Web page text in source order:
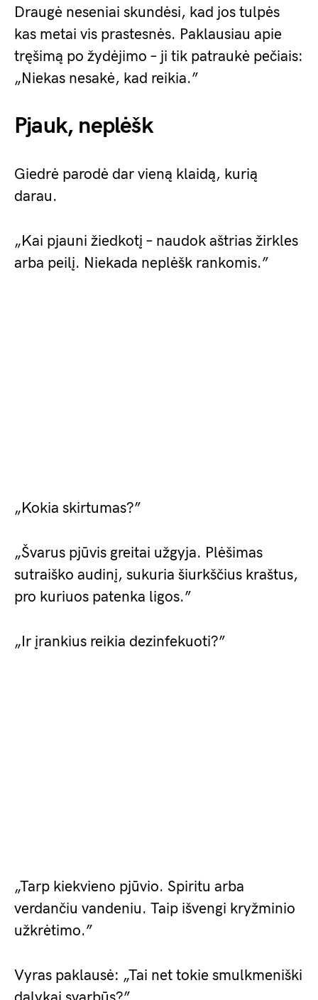
Draugė neseniai skundėsi, kad jos tulpės
kas metai vis prastesnės. Paklausiau apie
tręšimą po žydėjimo – ji tik patraukė pečiais:
„Niekas nesakė, kad reikia.”
Pjauk, neplėšk
Giedrė parodė dar vieną klaidą, kurią
darau.
„Kai pjauni žiedkotį – naudok aštrias žirkles
arba peilį. Niekada neplėšk rankomis.”
„Kokia skirtumas?”
„Švarus pjūvis greitai užgyja. Plėšimas
sutraiško audinį, sukuria šiurkščius kraštus,
pro kuriuos patenka ligos.”
„Ir įrankius reikia dezinfekuoti?”
„Tarp kiekvieno pjūvio. Spiritu arba
verdančiu vandeniu. Taip išvengi kryžminio
užkrėtimo.”
Vyras paklausė: „Tai net tokie smulkmeniški